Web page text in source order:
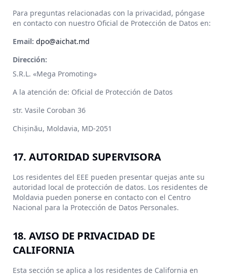
Para preguntas relacionadas con la privacidad, póngase
en contacto con nuestro Oficial de Protección de Datos en:
Email: dpo@aichat.md
Dirección:
S.R.L. «Mega Promoting»
A la atención de: Oficial de Protección de Datos
str. Vasile Coroban 36
Chișinău, Moldavia, MD-2051
17. AUTORIDAD SUPERVISORA
Los residentes del EEE pueden presentar quejas ante su
autoridad local de protección de datos. Los residentes de
Moldavia pueden ponerse en contacto con el Centro
Nacional para la Protección de Datos Personales.
18. AVISO DE PRIVACIDAD DE
CALIFORNIA
Esta sección se aplica a los residentes de California en